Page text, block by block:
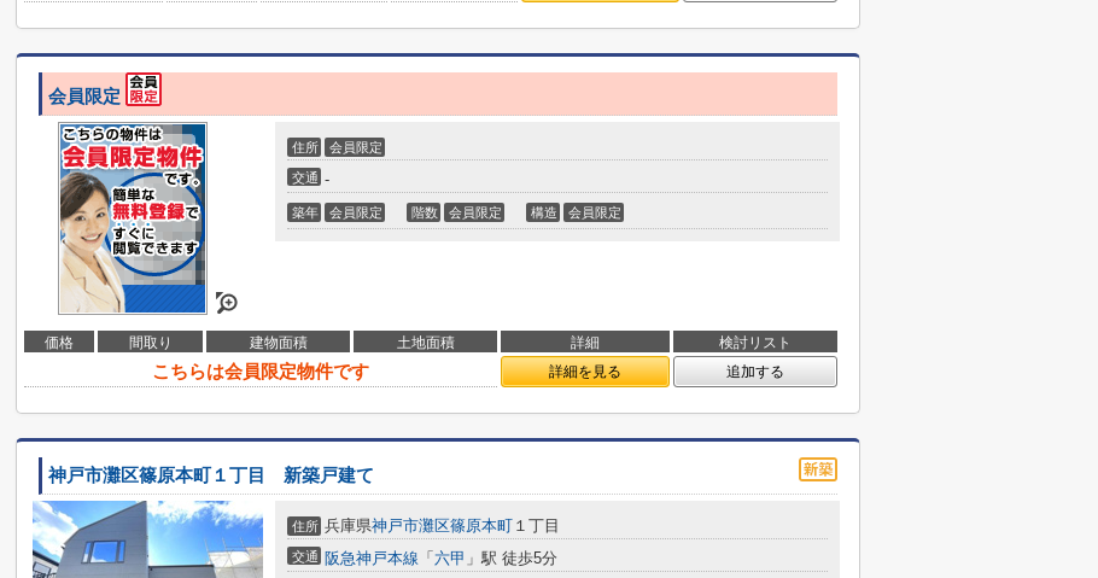
会員限定
住所 会員限定
交通 -
築年 会員限定 階数 会員限定 構造 会員限定
価格 間取り 建物面積 土地面積 詳細 検討リスト
こちらは会員限定物件です 詳細を見る 追加する
神戸市灘区篠原本町１丁目 新築戸建て
住所 兵庫県神戸市灘区篠原本町 １丁目
交通 阪急神戸本線 「 六甲 」駅 徒歩5分